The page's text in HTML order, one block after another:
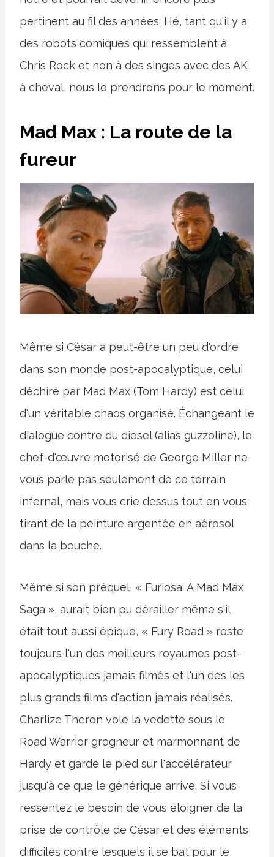
pertinent au fil des années. Hé, tant qu'il y a
des robots comiques qui ressemblent à
Chris Rock et non à des singes avec des AK
à cheval, nous le prendrons pour le moment.
Mad Max : La route de la
fureur
Même si César a peut-être un peu d'ordre
dans son monde post-apocalyptique, celui
déchiré par Mad Max (Tom Hardy) est celui
d'un véritable chaos organisé. Échangeant le
dialogue contre du diesel (alias guzzoline), le
chef-d'œuvre motorisé de George Miller ne
vous parle pas seulement de ce terrain
infernal, mais vous crie dessus tout en vous
tirant de la peinture argentée en aérosol
dans la bouche.
Même si son préquel, « Furiosa: A Mad Max
Saga », aurait bien pu dérailler même s'il
était tout aussi épique, « Fury Road » reste
toujours l'un des meilleurs royaumes post-
apocalyptiques jamais filmés et l'un des les
plus grands films d'action jamais réalisés.
Charlize Theron vole la vedette sous le
Road Warrior grogneur et marmonnant de
Hardy et garde le pied sur l'accélérateur
jusqu'à ce que le générique arrive. Si vous
ressentez le besoin de vous éloigner de la
prise de contrôle de César et des éléments
difficiles contre lesquels il se bat pour le